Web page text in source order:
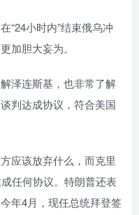
“24小时内”结束俄乌冲
加胆大妄为。
泽连斯基，也非常了解
判达成协议，符合美国
应该放弃什么，而克里
任何协议。特朗普还表
年4月，现任总统拜登签